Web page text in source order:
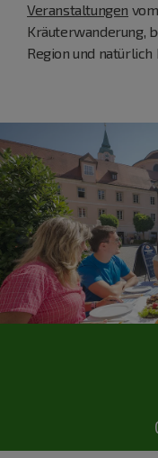
Veranstaltungen
Kräuterwanderung,
Region und natürlich